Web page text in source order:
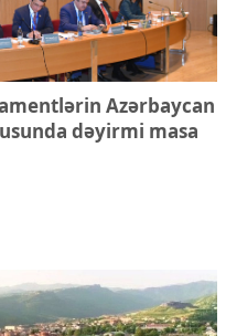
Azərbaycan
dəyirmi masa